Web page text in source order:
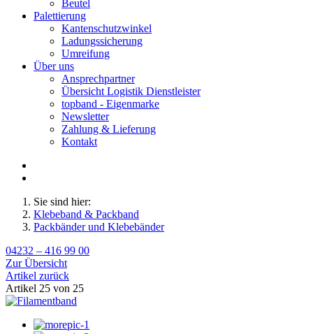
Beutel
Palettierung
Kantenschutzwinkel
Ladungssicherung
Umreifung
Über uns
Ansprechpartner
Übersicht Logistik Dienstleister
topband - Eigenmarke
Newsletter
Zahlung & Lieferung
Kontakt
Sie sind hier:
Klebeband & Packband
Packbänder und Klebebänder
04232 – 416 99 00
Zur Übersicht
Artikel zurück
Artikel 25 von 25